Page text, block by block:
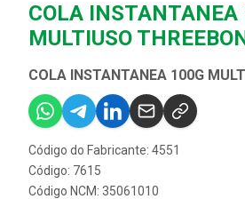
COLA INSTANTANEA
MULTIUSO
COLA INSTANTANEA 100G
Código do Fabricante: 4551
Código: 7615
Código NCM: 35061010